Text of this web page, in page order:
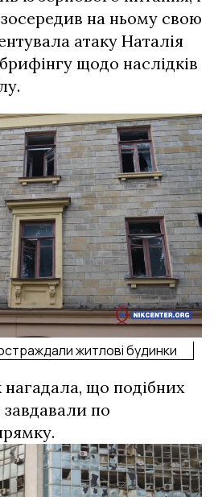
на ньому свою
атаку Наталія
щодо наслідків
житлові будинки
що подібних
завдавали по